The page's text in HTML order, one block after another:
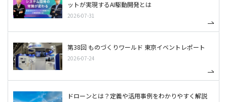
ットが実現するAI駆動開発とは
2026-07-31
第38回 ものづくりワールド 東京イベントレポート
2026-07-24
ドローンとは？定義や活用事例をわかりやすく解説